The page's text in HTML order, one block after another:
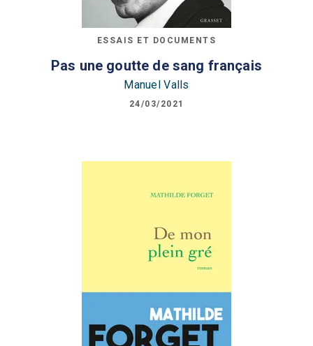
ESSAIS ET DOCUMENTS
Pas une goutte de sang français
Manuel Valls
24/03/2021